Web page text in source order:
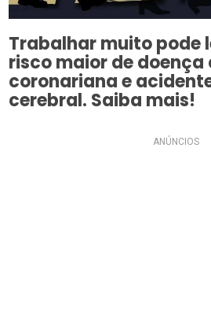
Trabalhar muito pode
risco maior de
coronariana e
cerebral. Saiba mais!
ANÚNCIOS